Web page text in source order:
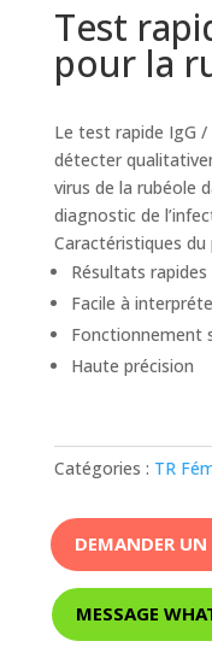
Test
pour la
Le test rapide IgG
détecter
virus de la rubéole
diagnostic de
Caractéristiques du
Résultats rapides
Facile à
Fonctionnement
Haute précision
Catégories : TR
DEMANDER
MESSAGE